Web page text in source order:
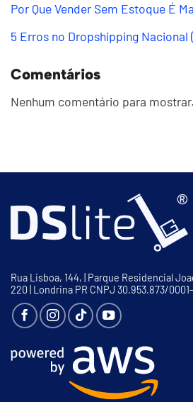
Por Que Vender Sem Estoque É
5 Erros no Dropshipping Nacional
Comentários
Nenhum comentário para mostrar.
Rua Lisboa, 144, | Parque Residencial
220 | Londrina PR CNPJ 30.953.873/